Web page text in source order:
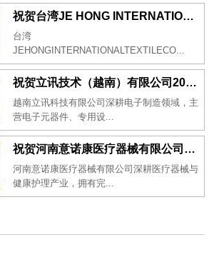
祝贺台湾JE HONG INTERNATIONAL TEXTILE CO., LTD 2026年一次性成功通过GRS认证
台湾
JEHONGINTERNATIONALTEXTILECO...
祝贺立讯技术（越南）有限公司2026年一次性成功通过RBA-VAP审核获得金牌评级！
越南立讯科技有限公司深耕电子制造领域，主
营电子元器件、专用设...
祝贺河南意诺康医疗器械有限公司2026年一次性成功通过GMP认证
河南意诺康医疗器械有限公司深耕医疗器械与
健康护理产业，拥有完...